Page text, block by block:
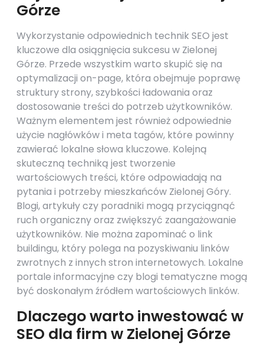
Górze
Wykorzystanie odpowiednich technik SEO jest
kluczowe dla osiągnięcia sukcesu w Zielonej
Górze. Przede wszystkim warto skupić się na
optymalizacji on-page, która obejmuje poprawę
struktury strony, szybkości ładowania oraz
dostosowanie treści do potrzeb użytkowników.
Ważnym elementem jest również odpowiednie
użycie nagłówków i meta tagów, które powinny
zawierać lokalne słowa kluczowe. Kolejną
skuteczną techniką jest tworzenie
wartościowych treści, które odpowiadają na
pytania i potrzeby mieszkańców Zielonej Góry.
Blogi, artykuły czy poradniki mogą przyciągnąć
ruch organiczny oraz zwiększyć zaangażowanie
użytkowników. Nie można zapominać o link
buildingu, który polega na pozyskiwaniu linków
zwrotnych z innych stron internetowych. Lokalne
portale informacyjne czy blogi tematyczne mogą
być doskonałym źródłem wartościowych linków.
Dlaczego warto inwestować w
SEO dla firm w Zielonej Górze